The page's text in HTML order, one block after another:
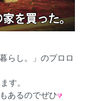
らし。」のプロロ
す。
あるのでぜひ